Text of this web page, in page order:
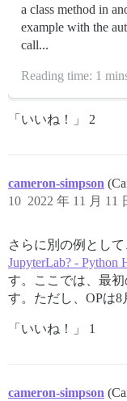
a class method in
example with the
call...
Reading time: 1
「いいね！」 2
cameron-simpson
2022 年 11 月 11
10
さらに別の例として
JupyterLab? - Python
す。ここでは、最
す。ただし、OPは8
「いいね！」 1
cameron-simpson